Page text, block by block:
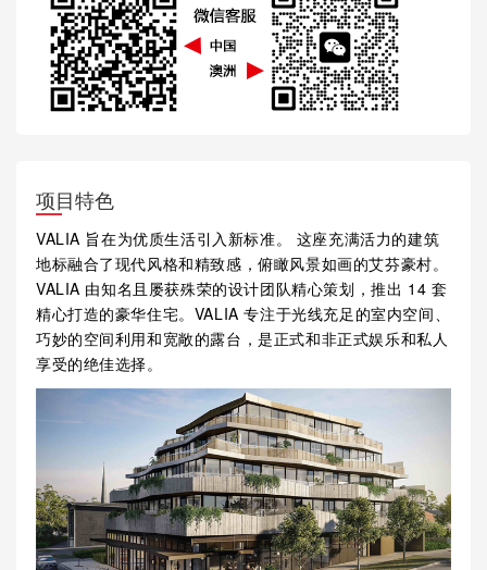
项目特色
VALIA 旨在为优质生活引入新标准。 这座充满活力的建筑
地标融合了现代风格和精致感，俯瞰风景如画的艾芬豪村。
VALIA 由知名且屡获殊荣的设计团队精心策划，推出 14 套
精心打造的豪华住宅。VALIA 专注于光线充足的室内空间、
巧妙的空间利用和宽敞的露台，是正式和非正式娱乐和私人
享受的绝佳选择。